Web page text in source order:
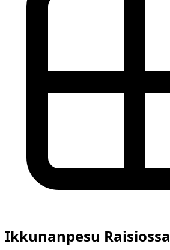
Ikkunanpesu Raisiossa